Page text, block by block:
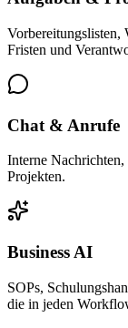
Vorbereitungslisten,
Fristen und
Chat & Anrufe
Interne
Projekten.
Business AI
SOPs,
die in jeden